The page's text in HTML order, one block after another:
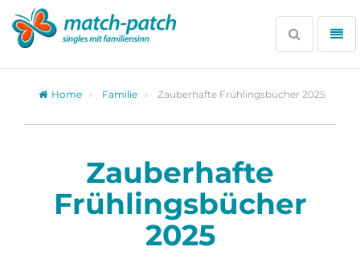
Zur
Partnersuche
Suche
öffnen
Home Familie Zauberhafte Frühlingsbücher 2025
Zauberhafte
Frühlingsbücher
2025